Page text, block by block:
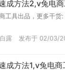
成方法2,v兔电
工具出品，更多干
白露 发布于 02/03/
成方法1,v兔电商